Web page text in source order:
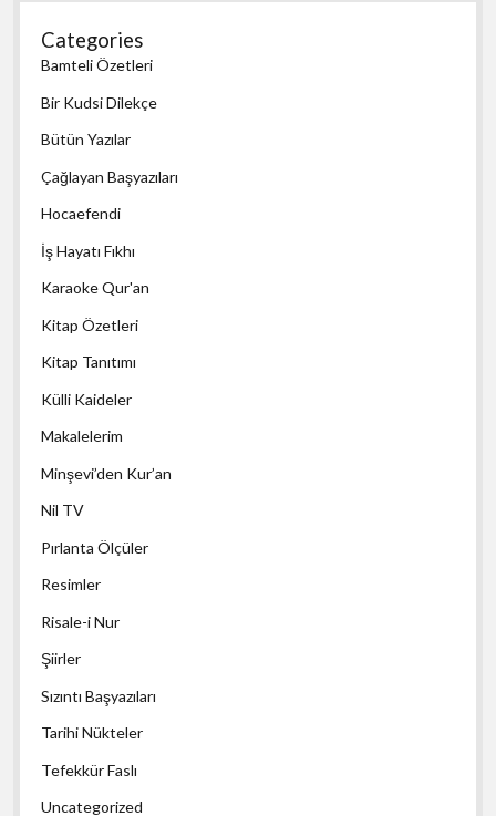
Categories
Bamteli Özetleri
Bir Kudsi Dilekçe
Bütün Yazılar
Çağlayan Başyazıları
Hocaefendi
İş Hayatı Fıkhı
Karaoke Qur'an
Kitap Özetleri
Kitap Tanıtımı
Külli Kaideler
Makalelerim
Minşevi’den Kur’an
Nil TV
Pırlanta Ölçüler
Resimler
Risale-i Nur
Şiirler
Sızıntı Başyazıları
Tarihi Nükteler
Tefekkür Faslı
Uncategorized